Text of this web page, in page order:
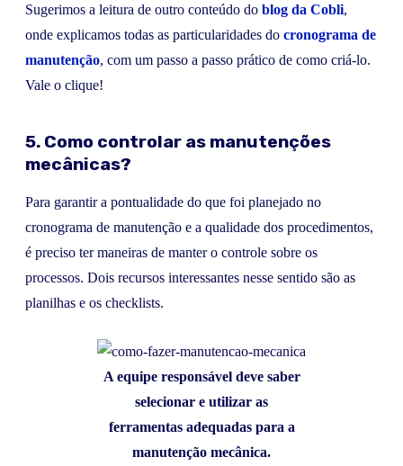
Sugerimos a leitura de outro conteúdo do blog da Cobli,
onde explicamos todas as particularidades do cronograma de
manutenção, com um passo a passo prático de como criá-lo.
Vale o clique!
5. Como controlar as manutenções
mecânicas?
Para garantir a pontualidade do que foi planejado no
cronograma de manutenção e a qualidade dos procedimentos,
é preciso ter maneiras de manter o controle sobre os
processos. Dois recursos interessantes nesse sentido são as
planilhas e os checklists.
A equipe responsável deve saber
selecionar e utilizar as
ferramentas adequadas para a
manutenção mecânica.